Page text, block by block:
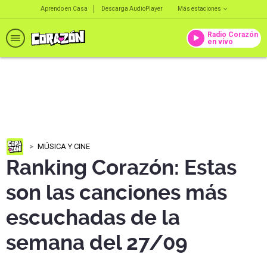
Aprendo en Casa Descarga AudioPlayer Más estaciones
Radio Corazón
en vivo
MÚSICA Y CINE
Ranking Corazón: Estas
son las canciones más
escuchadas de la
semana del 27/09